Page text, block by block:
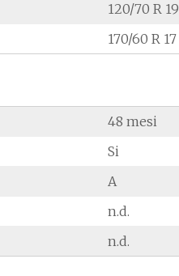
120/70 R 19
170/60 R 17
48 mesi
Si
A
n.d.
n.d.